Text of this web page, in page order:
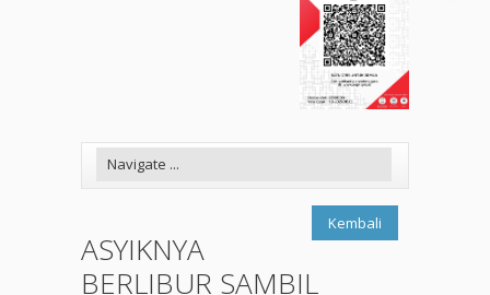
Kembali
ASYIKNYA
BERLIBUR SAMBIL